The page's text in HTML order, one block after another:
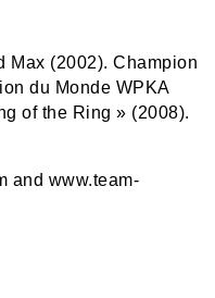
Max (2002). Champion
du Monde WPKA
of the Ring » (2008).
and www.team-